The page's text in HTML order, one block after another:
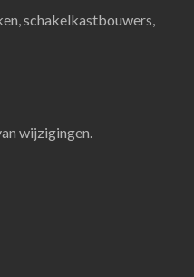
schakelkastbouwers,
wijzigingen.